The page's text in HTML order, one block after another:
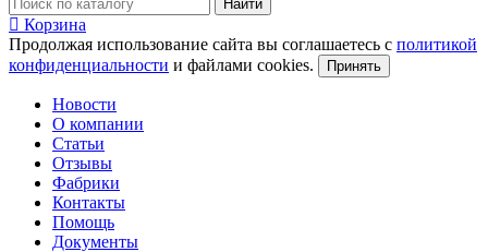
Найти
Корзина
Продолжая использование сайта вы соглашаетесь с политикой
конфиденциальности и файлами cookies. Принять
Новости
О компании
Статьи
Отзывы
Фабрики
Контакты
Помощь
Документы